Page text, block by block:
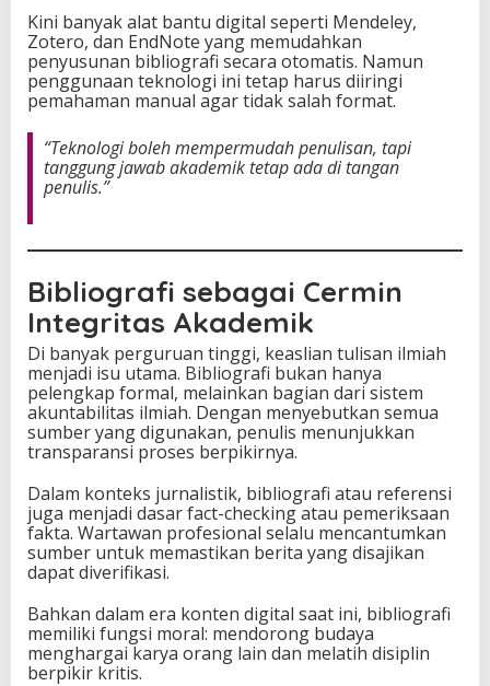
Kini banyak alat bantu digital seperti Mendeley,
Zotero, dan EndNote yang memudahkan
penyusunan bibliografi secara otomatis. Namun
penggunaan teknologi ini tetap harus diiringi
pemahaman manual agar tidak salah format.
“Teknologi boleh mempermudah penulisan, tapi
tanggung jawab akademik tetap ada di tangan
penulis.”
Bibliografi sebagai Cermin
Integritas Akademik
Di banyak perguruan tinggi, keaslian tulisan ilmiah
menjadi isu utama. Bibliografi bukan hanya
pelengkap formal, melainkan bagian dari sistem
akuntabilitas ilmiah. Dengan menyebutkan semua
sumber yang digunakan, penulis menunjukkan
transparansi proses berpikirnya.
Dalam konteks jurnalistik, bibliografi atau referensi
juga menjadi dasar fact-checking atau pemeriksaan
fakta. Wartawan profesional selalu mencantumkan
sumber untuk memastikan berita yang disajikan
dapat diverifikasi.
Bahkan dalam era konten digital saat ini, bibliografi
memiliki fungsi moral: mendorong budaya
menghargai karya orang lain dan melatih disiplin
berpikir kritis.